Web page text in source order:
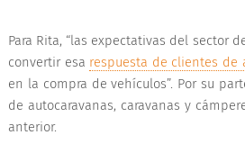
Para Rita, “las expectativas del sector
convertir esa respuesta de clientes de
en la compra de vehículos”. Por su
de autocaravanas, caravanas y
anterior.